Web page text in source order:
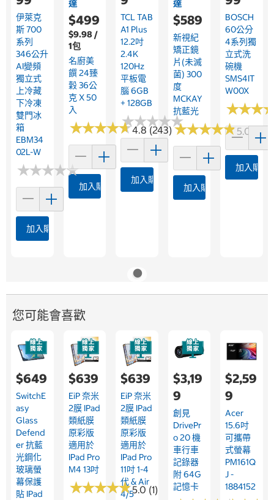
伊萊克
斯 700
系列
346公升
AI變頻
獨立式
上冷藏
下冷凍
雙門冰
箱
EBM34
02L-W
★★★★★
★★★★★
加入購物車
達
$499
$9.98 /
1包
名廚美
饌 24臻
穀 36公
克 X 50
入
★★★★★
★★★★★4.8 (243)
加入購物車
TCL TAB
A1 Plus
12.2吋
2.4K
120Hz
平板電
腦 6GB
+ 128GB
★★★★★
★★★★★
加入購物車
達
$589
新視紀
矯正鏡
片(未滅
菌) 300
度
MCKAY
抗藍光
★★★★★
★★★★★5.0 (1)
加入購物車
BOSCH
60公分
4系列獨
立式洗
碗機
SMS4IT
W00X
★★★
★★★
加入購物
您可能會喜歡
$649
SwitchE
Asy
Glass
Defend
Er 抗藍
光鋼化
玻璃螢
幕保護
貼 IPad
$639
EiP 奈米
2膜 IPad
類紙膜
原彩版
適用於
IPad Pro
M4 13吋
★★★★★
★★★★★5.0 (1)
$639
EiP 奈米
2膜 IPad
類紙膜
原彩版
適用於
IPad Pro
11吋 1-4
代 & Air
4/5
$3,19
9
創見
DrivePr
O 20 機
車行車
記錄器
附 64G
記憶卡
$2,59
9
Acer
15.6吋
可攜帶
式螢幕
PM161Q
J -
1884152